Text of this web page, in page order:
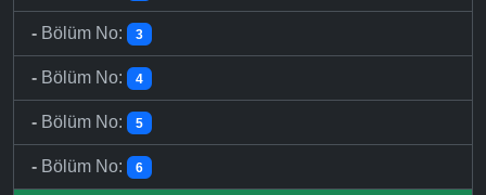
- Bölüm No: 3
- Bölüm No: 4
- Bölüm No: 5
- Bölüm No: 6